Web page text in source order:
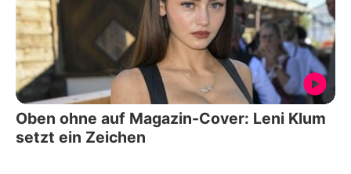
Oben ohne auf Magazin-Cover: Leni Klum
setzt ein Zeichen